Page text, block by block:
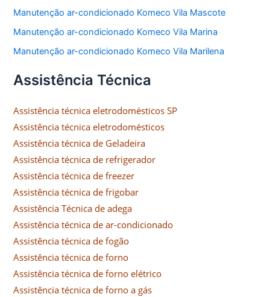
Manutenção ar-condicionado Komeco Vila Mascote
Manutenção ar-condicionado Komeco Vila Marina
Manutenção ar-condicionado Komeco Vila Marilena
Assistência Técnica
Assistência técnica eletrodomésticos SP
Assistência técnica eletrodomésticos
Assistência técnica de Geladeira
Assistência técnica de refrigerador
Assistência técnica de freezer
Assistência técnica de frigobar
Assistência Técnica de adega
Assistência técnica de ar-condicionado
Assistência técnica de fogão
Assistência técnica de forno
Assistência técnica de forno elétrico
Assistência técnica de forno a gás